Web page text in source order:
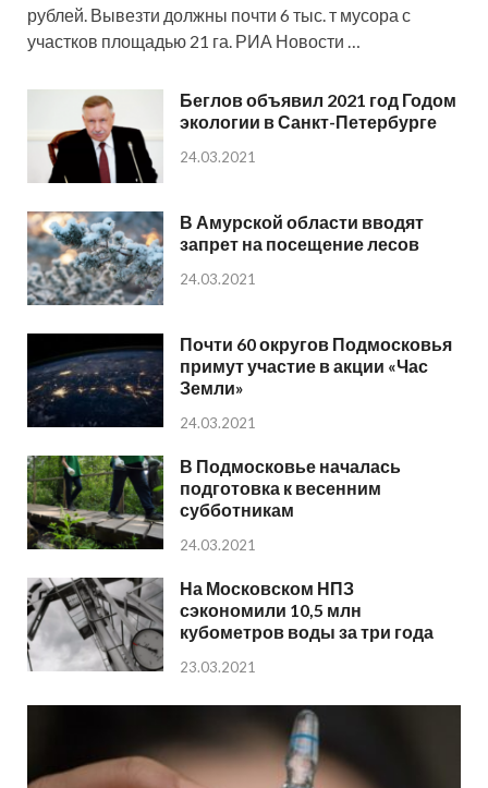
рублей. Вывезти должны почти 6 тыс. т мусора с
участков площадью 21 га. РИА Новости …
Беглов объявил 2021 год Годом
экологии в Санкт-Петербурге
24.03.2021
В Амурской области вводят
запрет на посещение лесов
24.03.2021
Почти 60 округов Подмосковья
примут участие в акции «Час
Земли»
24.03.2021
В Подмосковье началась
подготовка к весенним
субботникам
24.03.2021
На Московском НПЗ
сэкономили 10,5 млн
кубометров воды за три года
23.03.2021